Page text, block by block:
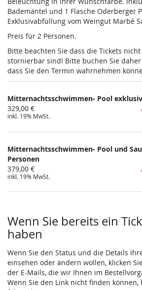
Bademäntel und 1 Flasche Oderberger
Exklusivabfüllung vom Weingut Marbé
Preis für 2 Personen.
Bitte beachten Sie dass die Tickets
stornierbar sind! Bitte buchen Sie
dass Sie den Termin wahrnehmen
Mitternachtsschwimmen- Pool
329,00 €
inkl. 19% MwSt.
Mitternachtsschwimmen- Pool und
Personen
379,00 €
inkl. 19% MwSt.
Wenn Sie bereits ein
haben
Wenn Sie den Status und die Details
einsehen oder ändern wollen, klicken
der E-Mails, die wir Ihnen im
Wenn Sie den Link nicht finden können,